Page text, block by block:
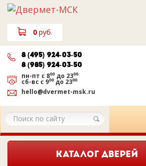
0 руб.
8 (495) 924-03-50
8 (985) 924-03-50
пн-пт с 800 до 2300
сб-вс с 900 до 2300
hello@dvermet-msk.ru
КАТАЛОГ ДВЕРЕЙ